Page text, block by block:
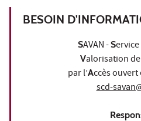
BESOIN
SAVAN -Service
Valorisation
par l’Accès ouvert
scd-